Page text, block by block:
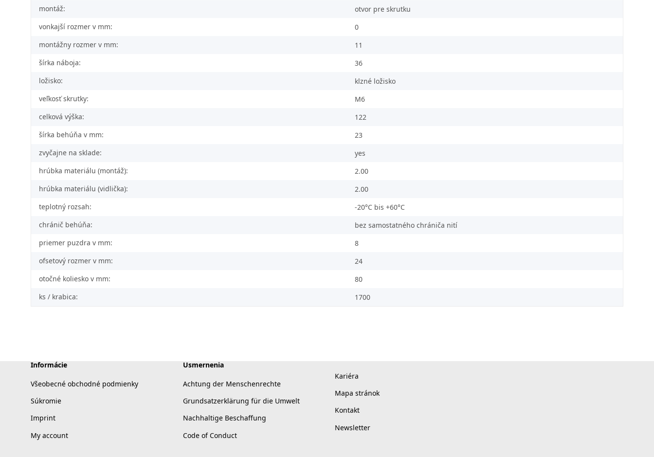
montáž:
otvor pre skrutku
vonkajší rozmer v mm:
0
montážny rozmer v mm:
11
šírka náboja:
36
ložisko:
klzné ložisko
veľkosť skrutky:
M6
celková výška:
122
šírka behúňa v mm:
23
zvyčajne na sklade:
yes
hrúbka materiálu (montáž):
2.00
hrúbka materiálu (vidlička):
2.00
teplotný rozsah:
-20°C bis +60°C
chránič behúňa:
bez samostatného chrániča nití
priemer puzdra v mm:
8
ofsetový rozmer v mm:
24
otočné koliesko v mm:
80
ks / krabica:
1700
Informácie
Všeobecné obchodné podmienky
Súkromie
Imprint
My account
Usmernenia
Achtung der Menschenrechte
Grundsatzerklärung für die Umwelt
Nachhaltige Beschaffung
Code of Conduct
Kariéra
Mapa stránok
Kontakt
Newsletter